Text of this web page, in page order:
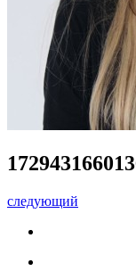
следующий